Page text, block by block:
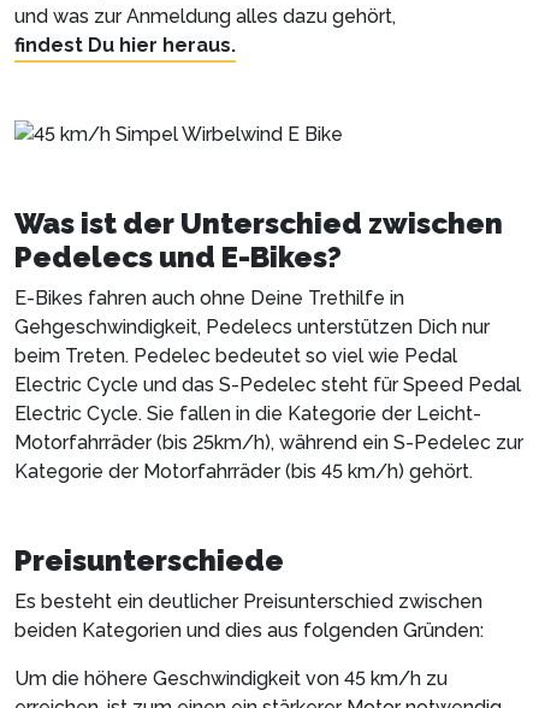
und was zur Anmeldung alles dazu gehört,
findest Du hier heraus.
Was ist der Unterschied zwischen
Pedelecs und E-Bikes?
E-Bikes fahren auch ohne Deine Trethilfe in
Gehgeschwindigkeit, Pedelecs unterstützen Dich nur
beim Treten. Pedelec bedeutet so viel wie Pedal
Electric Cycle und das S-Pedelec steht für Speed Pedal
Electric Cycle. Sie fallen in die Kategorie der Leicht-
Motorfahrräder (bis 25km/h), während ein S-Pedelec zur
Kategorie der Motorfahrräder (bis 45 km/h) gehört.
Preisunterschiede
Es besteht ein deutlicher Preisunterschied zwischen
beiden Kategorien und dies aus folgenden Gründen:
Um die höhere Geschwindigkeit von 45 km/h zu